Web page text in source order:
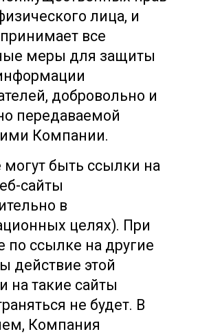
лица, и
все
меры для защиты
добровольно и
передаваемой
Компании.
могут быть ссылки на
сайты
в
целях). При
по ссылке на другие
действие этой
на такие сайты
не будет. В
Компания